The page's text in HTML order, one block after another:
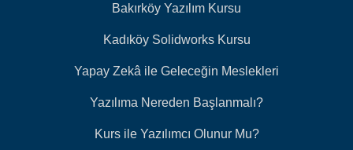
Bakırköy Yazılım Kursu
Kadıköy Solidworks Kursu
Yapay Zekâ ile Geleceğin Meslekleri
Yazılıma Nereden Başlanmalı?
Kurs ile Yazılımcı Olunur Mu?